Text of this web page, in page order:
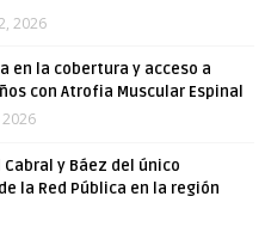
2026
en la cobertura y acceso a
con Atrofia Muscular Espinal
2026
y Báez del único
la Red Pública en la región